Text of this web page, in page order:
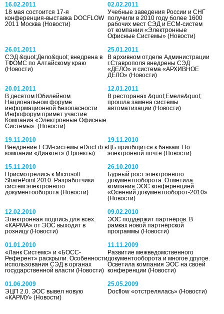
16.02.2011
18 мая состоится 17-я
конференция-выставка DOCFLOW
2011 Москва (Новости)
02.02.2011
Учебные заведения России и СНГ
получили в 2010 году более 1600
рабочих мест СЭД и ECM-систем
от компании «Электронные
Офисные Системы»(Новости)
26.01.2011
СЭД &quot;Дело&quot; внедрена в
ТФОМС по Алтайскому краю
(Новости)
25.01.2011
В архивном отделе Администрации
г.Ставрополя внедрены СЭД
«ДЕЛО» и система «АРХИВНОЕ
ДЕЛО»(Новости)
20.01.2011
В десятом Юбилейном
Национальном форуме
информационной безопасности
Инфофорум примет участие
Компания «Электронные Офисные
Системы». (Новости)
12.01.2011
В ресторанах &quot;Емеля&quot;
прошла замена системы
автоматизации(Новости)
19.11.2010
Внедрение ЕСМ-системы eDocLib в
компании «Диаконт» (Проекты)
19.11.2010
ЦБ приобщится к банкам. По
электронной почте(Новости)
15.11.2010
Присмотрелись к Microsoft
SharePoint 2010. Разработчики
систем электронного
документооборота (Новости)
26.10.2010
Бурный рост электронного
документооборота. Отметила
компания ЭОС конференцией
«Осенний документооборот-2010»
(Новости)
12.02.2010
Электронная подпись для всех.
«КАРМА» от ЭОС выходит в
розницу (Новости)
09.02.2010
ЭОС поддержит партнёров. В
рамках новой партнёрской
программы(Новости)
01.01.2010
«Ланк Системс» и «БОСС-
Референт» раскрыли. Особенности
использования СЭД в органах
государственной власти (Новости)
11.11.2009
Развитие межведомственного
документооборота и многое другое.
Осветила компания ЭОС на своей
конференции(Новости)
01.06.2009
ЭЦП 2.0. ЭОС вывел новую
«КАРМУ» (Новости)
25.05.2009
Docflow «отстрелялась»(Новости)